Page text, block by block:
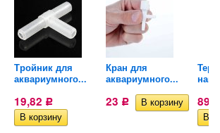
Тройник для
аквариумного...
19,82 Р
Кран для
аквариумного...
23 Р